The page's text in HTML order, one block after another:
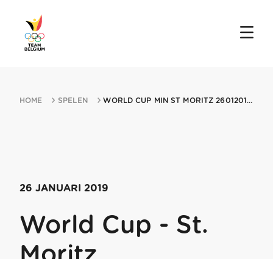
HOME SPELEN WORLD CUP MIN ST MORITZ 26012019 ST MORITZ
26 JANUARI 2019
World Cup - St.